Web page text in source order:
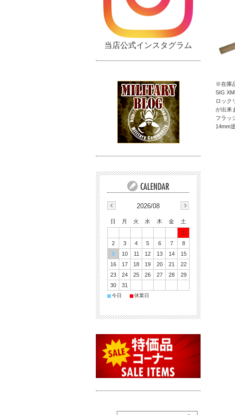
※在庫
SIG
ロック
が出来
フラッ
14mm
当店公式インスタグラム
2026/08
日 月 火 水 木 金
土
1
2
3 4 5 6 7
8
9
10 11 12 13 14
15
16
17 18 19 20 21
22
23
24 25 26 27 28
29
30
31
■今日 ■休業日